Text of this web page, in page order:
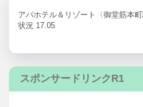
アパホテル＆リゾート〈御堂筋本
状況 17.05
スポンサードリンクR1